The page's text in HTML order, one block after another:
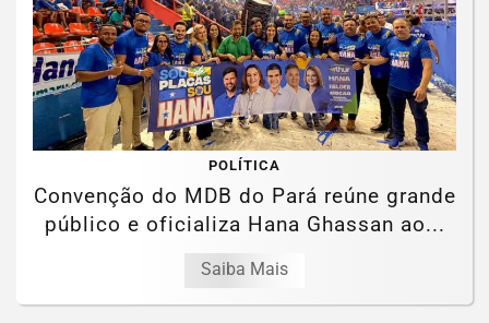
POLÍTICA
Convenção do MDB do Pará reúne grande
público e oficializa Hana Ghassan ao...
Saiba Mais